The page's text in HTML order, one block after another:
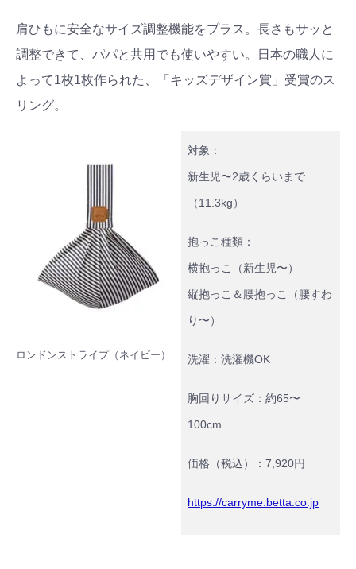
肩ひもに安全なサイズ調整機能をプラス。長さもサッと
調整できて、パパと共用でも使いやすい。日本の職人に
よって1枚1枚作られた、「キッズデザイン賞」受賞のス
リング。
ロンドンストライプ（ネイビー）
対象：
新生児〜2歳くらいまで
（11.3kg）
抱っこ種類：
横抱っこ（新生児〜）
縦抱っこ＆腰抱っこ（腰すわ
り〜）
洗濯：洗濯機OK
胸回りサイズ：約65〜
100cm
価格（税込）：7,920円
https://carryme.betta.co.jp